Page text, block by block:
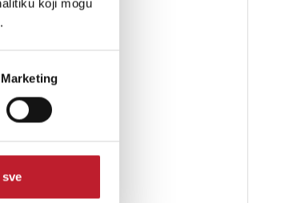
koji mogu
Marketing